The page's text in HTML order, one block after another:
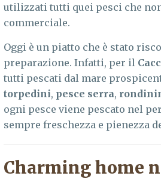
utilizzati tutti quei pesci che
commerciale.
Oggi è un piatto che è stato
preparazione. Infatti, per il
tutti pescati dal mare
torpedini, pesce serra,
ogni pesce viene pescato nel
sempre freschezza e pienezza
Charming home